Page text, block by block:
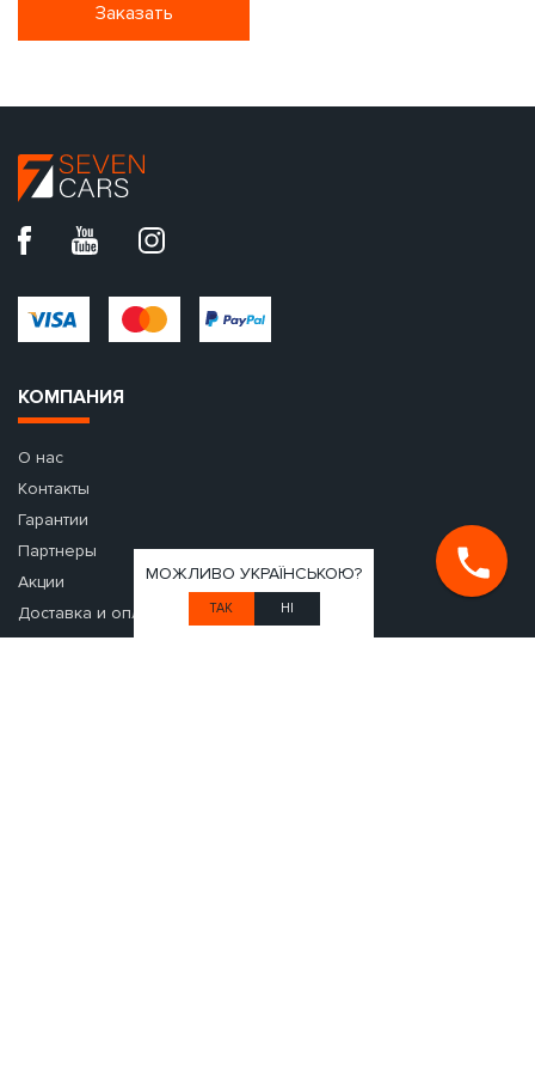
МОЖЛИВО УКРАЇНСЬКОЮ?
ТАК НІ
Заказать
КОМПАНИЯ
О нас
Контакты
Гарантии
Партнеры
Акции
Доставка и оплата
Вопрос-ответ